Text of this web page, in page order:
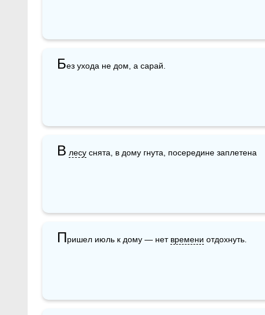
Без ухода не дом, а сарай.
В лесу снята, в дому гнута, посередине заплетена
Пришел июль к дому — нет времени отдохнуть.